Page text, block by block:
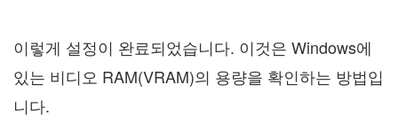
이렇게 설정이 완료되었습니다. 이것은 Windows에
있는 비디오 RAM(VRAM)의 용량을 확인하는 방법입
니다.